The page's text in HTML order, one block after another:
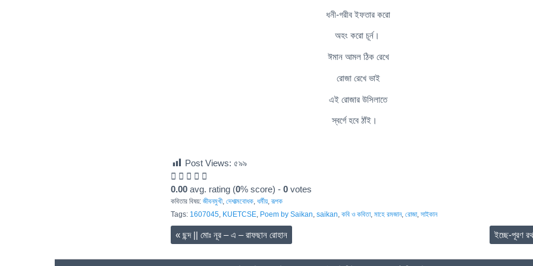
ধনী-গরীব ইফতার করো
অহং করো চূর্ন।
ঈমান আমল ঠিক রেখে
রোজা রেখে ভাই
এই রোজার উসিলাতে
স্বর্গে হবে ঠাঁই।
Post Views: ৫৯৯
0.00 avg. rating (0% score) - 0 votes
কবিতার বিষয়: জীবনমুখী, দেশাত্মবোধক, ধর্মীয়,রূপক
Tags: 1607045 KUETCSE Poem by Saikan saikan কবি ও কবিতা, মাহে রমজান, রোজা, সাইকান
« ছন্দ || মোঃ নূর – এ – রাফছান রোহান ইচ্ছে-পূরণ